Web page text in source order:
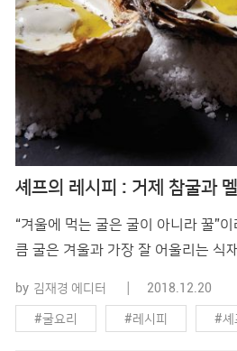
셰프의 레시피 : 거제 참굴과
“겨울에 먹는 굴은 굴이 아니라 꿀”
큼 굴은 겨울과 가장 잘 어울리는 식
누씨’의 이민우 셰프에게 굴을 더 건
길 수 있는 레시피를 전수받았습니다
by 김재경 에디터 2018.12.20
#굴요리 #레시피 #셰